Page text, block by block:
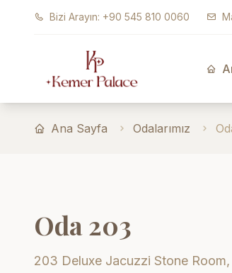
Ana içeriğe geçBizi Arayın: +90 545 810 0060
Ana Sayfa Odalarımız
Oda 203
203 Deluxe Jacuzzi Stone